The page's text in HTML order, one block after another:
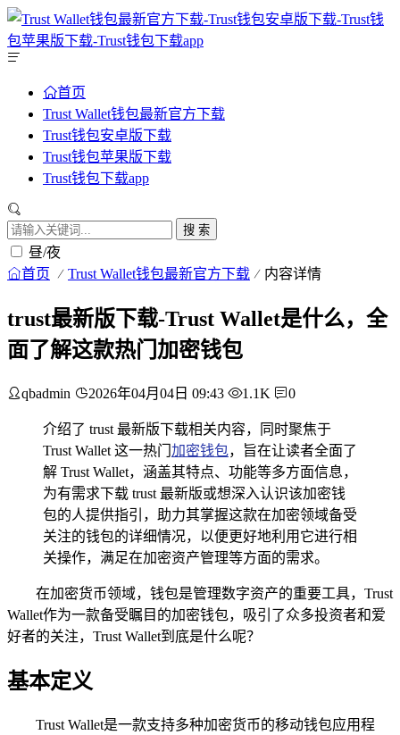
首页
Trust Wallet钱包最新官方下载
Trust钱包安卓版下载
Trust钱包苹果版下载
Trust钱包下载app
搜 索
昼/夜
首页 Trust Wallet钱包最新官方下载 内容详情
trust最新版下载-Trust Wallet是什么，全
面了解这款热门加密钱包
qbadmin 2026年04月04日 09:43 1.1K 0
介绍了 trust 最新版下载相关内容，同时聚焦于
Trust Wallet 这一热门 加密钱包，旨在让读者全面了
解 Trust Wallet，涵盖其特点、功能等多方面信息，
为有需求下载 trust 最新版或想深入认识该加密钱
包的人提供指引，助力其掌握这款在加密领域备受
关注的钱包的详细情况，以便更好地利用它进行相
关操作，满足在加密资产管理等方面的需求。
在加密货币领域，钱包是管理数字资产的重要工具，Trust
Wallet作为一款备受瞩目的加密钱包，吸引了众多投资者和爱
好者的关注，Trust Wallet到底是什么呢？
基本定义
Trust Wallet是一款支持多种加密货币的移动钱包应用程